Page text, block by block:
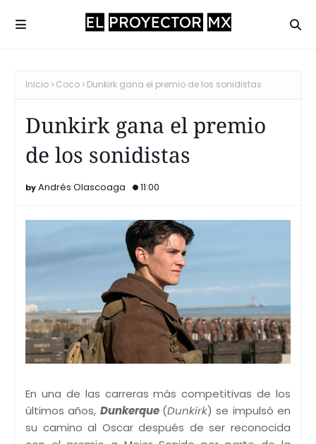
Inicio Coco Dunkirk gana el premio de los sonidistas
Dunkirk gana el premio
de los sonidistas
Andrés Olascoaga 11:00
En una de las carreras más competitivas de los
últimos años, Dunkerque (Dunkirk) se impulsó en
su camino al Oscar después de ser reconocida